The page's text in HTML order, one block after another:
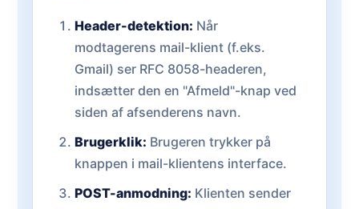
Header-detektion: Når
modtagerens mail-klient (f.eks.
Gmail) ser RFC 8058-headeren,
indsætter den en "Afmeld"-knap ved
siden af afsenderens navn.
Brugerklik: Brugeren trykker på
knappen i mail-klientens interface.
POST-anmodning: Klienten sender